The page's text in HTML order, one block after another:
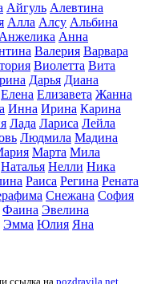
Айгуль Алевтина
Алла Алсу Альбина
Анжелика Анна
Валерия Варвара
Виолетта Вита
Дарья Диана
Елена Елизавета Жанна
Инна Ирина Карина
Лада Лариса Лейла
Людмила Мадина
Марта Мила
Наталья Нелли Ника
Раиса Регина Рената
Снежана София
Фаина Эвелина
Эмма Юлия Яна
ссылка на pozdravila.net